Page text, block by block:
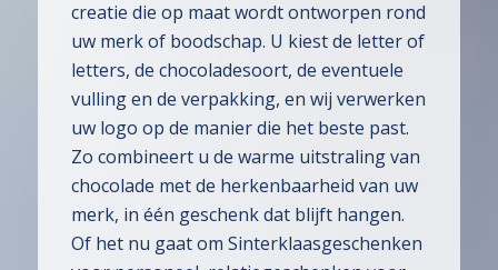
creatie die op maat wordt ontworpen rond
uw merk of boodschap. U kiest de letter of
letters, de chocoladesoort, de eventuele
vulling en de verpakking, en wij verwerken
uw logo op de manier die het beste past.
Zo combineert u de warme uitstraling van
chocolade met de herkenbaarheid van uw
merk, in één geschenk dat blijft hangen.
Of het nu gaat om Sinterklaasgeschenken